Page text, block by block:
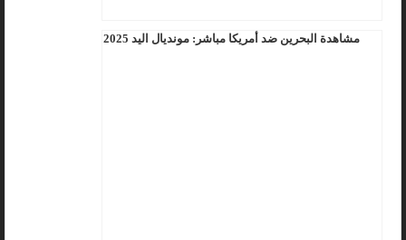
مشاهدة البحرين ضد أمريكا مباشر: مونديال اليد 2025